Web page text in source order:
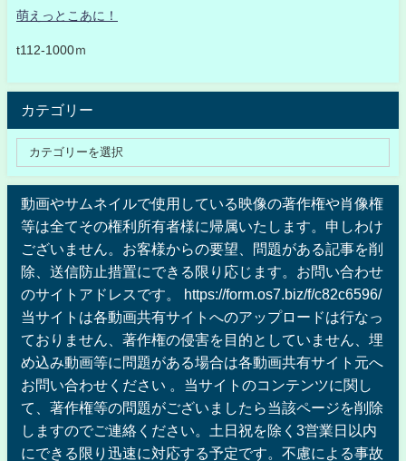
萌えっとこあに！
t112-1000ｍ
カテゴリー
動画やサムネイルで使用している映像の著作権や肖像権
等は全てその権利所有者様に帰属いたします。申しわけ
ございません。お客様からの要望、問題がある記事を削
除、送信防止措置にできる限り応じます。お問い合わせ
のサイトアドレスです。 https://form.os7.biz/f/c82c6596/
当サイトは各動画共有サイトへのアップロードは行なっ
ておりません、著作権の侵害を目的としていません、埋
め込み動画等に問題がある場合は各動画共有サイト元へ
お問い合わせください 。当サイトのコンテンツに関し
て、著作権等の問題がございましたら当該ページを削除
しますのでご連絡ください。土日祝を除く3営業日以内
にできる限り迅速に対応する予定です。不慮による事故